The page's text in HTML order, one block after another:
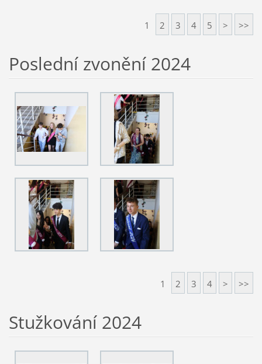
1 2 3 4 5 > >>
Poslední zvonění 2024
1 2 3 4 > >>
Stužkování 2024